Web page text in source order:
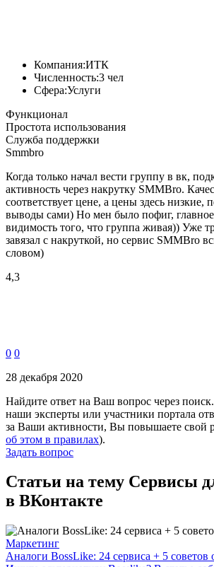
Компания:ИТК
Численность:3 чел
Сфера:Услуги
Функционал
Простота использования
Служба поддержки
Smmbro
Когда только начал вести группу в вк,
активность через накрутку SMMBro.
соответствует цене, а цены здесь низкие,
выводы сами) Но мен было пофиг,
видимость того, что группа живая)) Уже
завязал с накруткой, но сервис SMMBro
словом)
4,3
0 0
28 декабря 2020
Найдите ответ на Ваш вопрос через
наши эксперты или участники портала
за Ваши активности, Вы повышаете свой
об этом в правилах).
Задать вопрос
Статьи на тему Сервисы
в ВКонтакте
Маркетинг
Аналоги BossLike: 24 сервиса + 5